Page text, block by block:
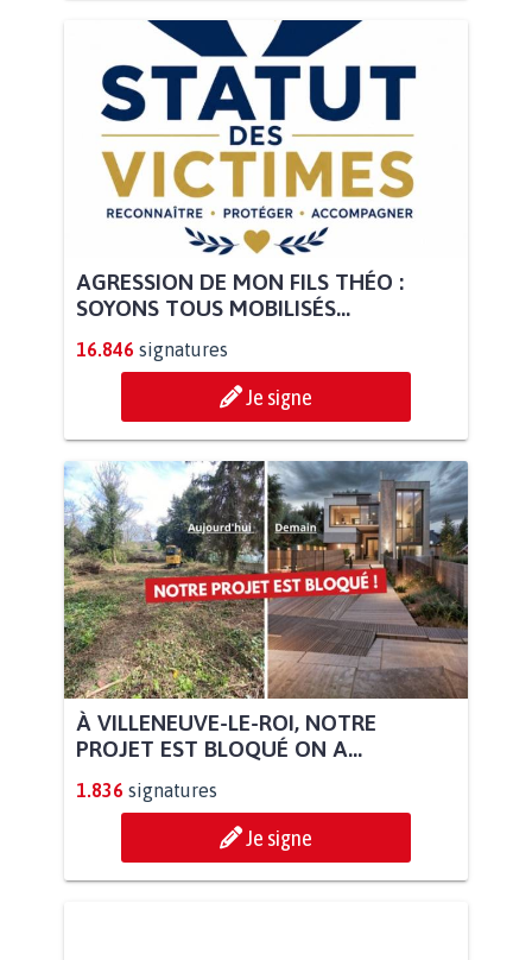
AGRESSION DE MON FILS THÉO :
SOYONS TOUS MOBILISÉS...
16.846 signatures
Je signe
À VILLENEUVE-LE-ROI, NOTRE
PROJET EST BLOQUÉ ON A...
1.836 signatures
Je signe